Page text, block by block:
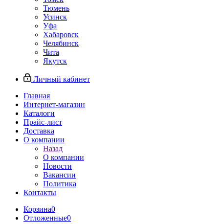
Тюмень
Усинск
Уфа
Хабаровск
Челябинск
Чита
Якутск
Личный кабинет
Главная
Интернет-магазин
Каталоги
Прайс-лист
Доставка
О компании
Назад
О компании
Новости
Вакансии
Политика
Контакты
Корзина0
Отложенные0